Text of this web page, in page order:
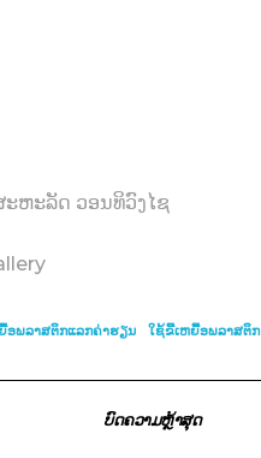
ະຫະລັດ ວອນທິວົງໄຊ
ອພລາສຕິກແລກຄ່າຮຽນ ໃຊ້ຂີ້ເຫຍື້ອພລາສຕິກ
ບົດຄວາມຫຼ້າສຸດ